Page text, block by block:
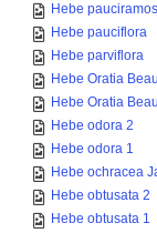
Hebe
Hebe pauciflora
Hebe parviflora
Hebe Oratia
Hebe Oratia
Hebe odora 2
Hebe odora 1
Hebe ochracea
Hebe obtusata 2
Hebe obtusata 1